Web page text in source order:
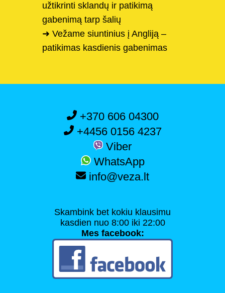
užtikrinti sklandų ir patikimą
gabenimą tarp šalių
➜ Vežame siuntinius į Angliją –
patikimas kasdienis gabenimas
+370 606 04300
+4456 0156 4237
Viber
WhatsApp
info@veza.lt
Skambink bet kokiu klausimu
kasdien nuo 8:00 iki 22:00
Mes facebook: